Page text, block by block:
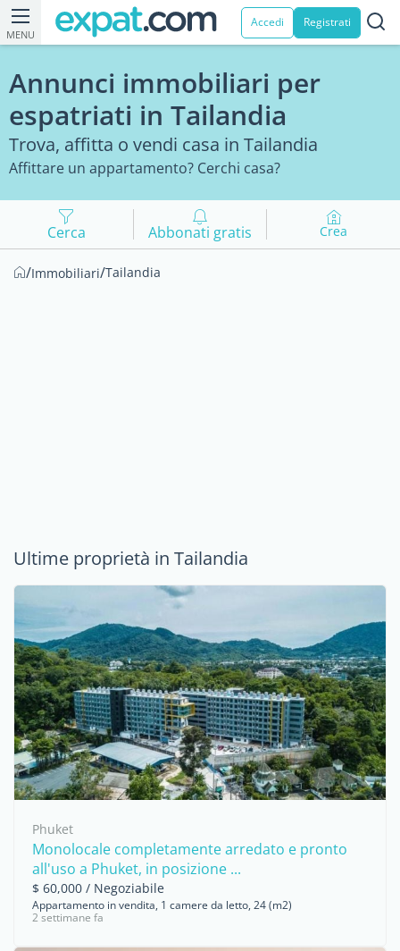
MENU
Accedi Registrati
Annunci immobiliari per
espatriati in Tailandia
Trova, affitta o vendi casa in Tailandia
Affittare un appartamento? Cerchi casa?
Cerca Abbonati gratis Crea
/Immobiliari/Tailandia
Ultime proprietà in Tailandia
Phuket
Monolocale completamente arredato e pronto
all'uso a Phuket, in posizione ...
$ 60,000 / Negoziabile
Appartamento in vendita, 1 camere da letto, 24 (m2)
2 settimane fa